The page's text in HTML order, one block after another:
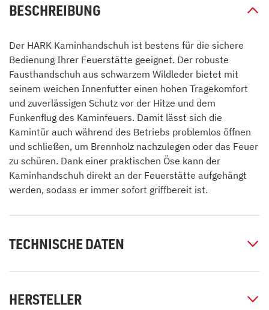
BESCHREIBUNG
Der HARK Kaminhandschuh ist bestens für die sichere
Bedienung Ihrer Feuerstätte geeignet. Der robuste
Fausthandschuh aus schwarzem Wildleder bietet mit
seinem weichen Innenfutter einen hohen Tragekomfort
und zuverlässigen Schutz vor der Hitze und dem
Funkenflug des Kaminfeuers. Damit lässt sich die
Kamintür auch während des Betriebs problemlos öffnen
und schließen, um Brennholz nachzulegen oder das Feuer
zu schüren. Dank einer praktischen Öse kann der
Kaminhandschuh direkt an der Feuerstätte aufgehängt
werden, sodass er immer sofort griffbereit ist.
TECHNISCHE DATEN
HERSTELLER